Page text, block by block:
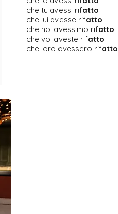
che tu avessi rifatto
che lui avesse rifatto
che noi avessimo rifatto
che voi aveste rifatto
che loro avessero rifatto